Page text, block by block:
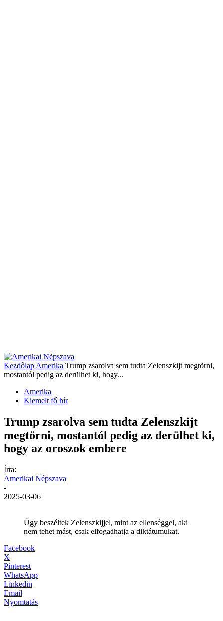
Kezdőlap Amerika Trump zsarolva sem tudta Zelenszkijt megtörni,
mostantól pedig az derülhet ki, hogy...
Amerika
Kiemelt fő hír
Trump zsarolva sem tudta Zelenszkijt
megtörni, mostantól pedig az derülhet ki,
hogy az oroszok embere
Írta:
Amerikai Népszava
-
2025-03-06
Úgy beszéltek Zelenszkijjel, mint az ellenséggel, aki
nem tehet mást, csak elfogadhatja a diktátumukat.
Facebook
X
Pinterest
WhatsApp
Linkedin
Email
Nyomtatás